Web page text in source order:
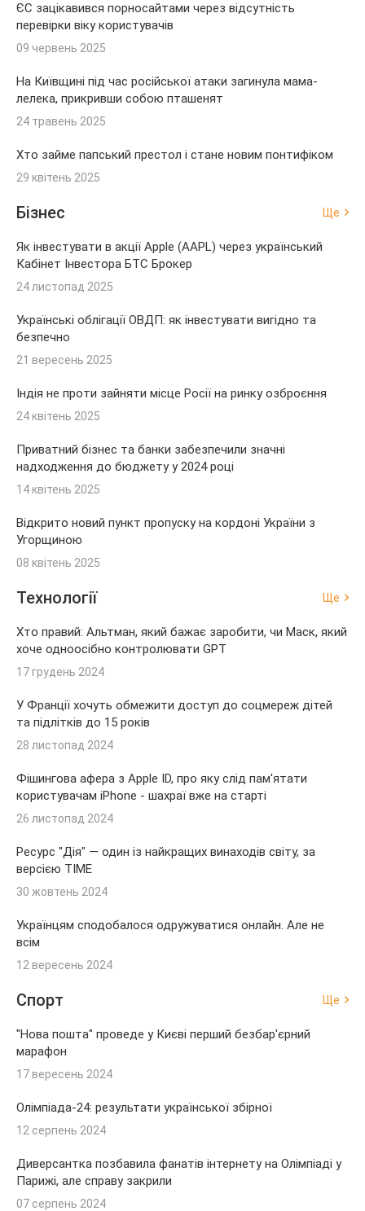
ЄС зацікавився порносайтами через відсутність
перевірки віку користувачів
09 червень 2025
На Київщині під час російської атаки загинула мама-
лелека, прикривши собою пташенят
24 травень 2025
Хто займе папський престол і стане новим понтифіком
29 квітень 2025
Бізнес Ще
Як інвестувати в акції Apple (AAPL) через український
Кабінет Інвестора БТС Брокер
24 листопад 2025
Українські облігації ОВДП: як інвестувати вигідно та
безпечно
21 вересень 2025
Індія не проти зайняти місце Росії на ринку озброєння
24 квітень 2025
Приватний бізнес та банки забезпечили значні
надходження до бюджету у 2024 році
14 квітень 2025
Відкрито новий пункт пропуску на кордоні України з
Угорщиною
08 квітень 2025
Технології Ще
Хто правий: Альтман, який бажає заробити, чи Маск, який
хоче одноосібно контролювати GPT
17 грудень 2024
У Франції хочуть обмежити доступ до соцмереж дітей
та підлітків до 15 років
28 листопад 2024
Фішингова афера з Apple ID, про яку слід пам'ятати
користувачам iPhone - шахраї вже на старті
26 листопад 2024
Ресурс "Дія" — один із найкращих винаходів світу, за
версією TIME
30 жовтень 2024
Українцям сподобалося одружуватися онлайн. Але не
всім
12 вересень 2024
Спорт Ще
"Нова пошта" проведе у Києві перший безбар'єрний
марафон
17 вересень 2024
Олімпіада-24: результати української збірної
12 серпень 2024
Диверсантка позбавила фанатів інтернету на Олімпіаді у
Парижі, але справу закрили
07 серпень 2024